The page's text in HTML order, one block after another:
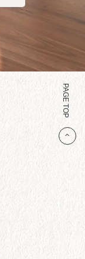
PAGE TOP